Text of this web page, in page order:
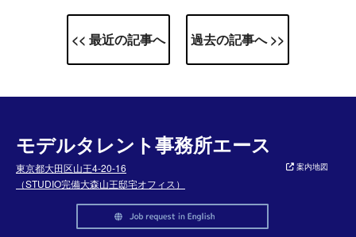
<< 最近の記事へ 過去の記事へ >>
モデルタレント事務所エース
東京都大田区山王4-20-16
（STUDIO完備大森山王邸宅オフィス）
案内地図